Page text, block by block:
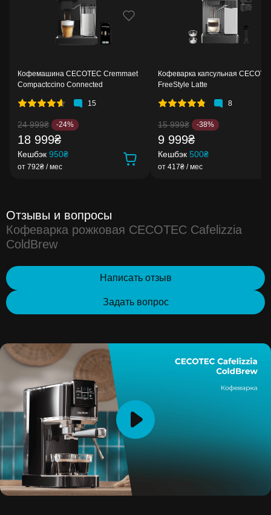
Кофемашина CECOTEC Cremmaet
Compactccino Connected
15
24 999₴ -24%
18 999₴
Кешбэк 950₴
от 792₴ / мес
Кофеварка капсульная
FreeStyle Latte
8
15 999₴ -38%
9 999₴
Кешбэк 500₴
от 417₴ / мес
Отзывы и вопросы
Кофеварка рожковая CECOTEC Cafelizzia
ColdBrew
Написать отзыв
Задать вопрос